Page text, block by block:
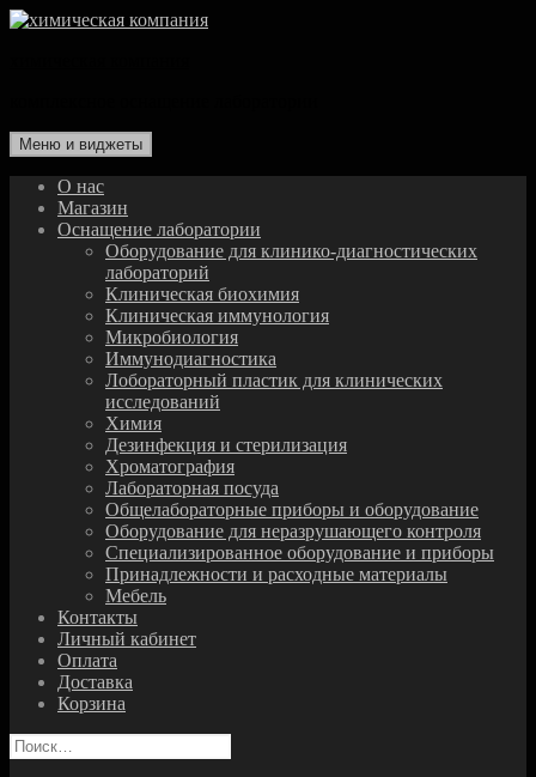
Перейти
Меню и виджеты
О нас
Магазин
Оснащение лаборатории
Оборудование для клинико-диагностических
лабораторий
Клиническая биохимия
Клиническая иммунология
Микробиология
Иммунодиагностика
Лобораторный пластик для клинических
исследований
Химия
Дезинфекция и стерилизация
Хроматография
Лабораторная посуда
Общелабораторные приборы и оборудование
Оборудование для неразрушающего контроля
Специализированное оборудование и приборы
Принадлежности и расходные материалы
Мебель
Контакты
Личный кабинет
Оплата
Доставка
Корзина
Найти: